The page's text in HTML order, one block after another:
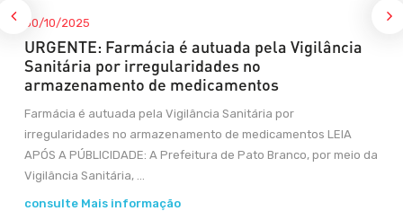
30/10/2025
URGENTE: Farmácia é autuada pela Vigilância
Sanitária por irregularidades no
armazenamento de medicamentos
Farmácia é autuada pela Vigilância Sanitária por
irregularidades no armazenamento de medicamentos LEIA
APÓS A PÚBLICIDADE: A Prefeitura de Pato Branco, por meio da
Vigilância Sanitária, ...
consulte Mais informação